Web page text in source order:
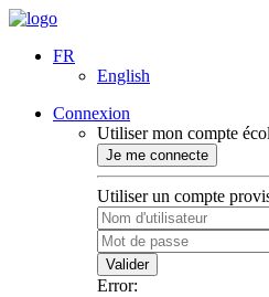
FR
English
Connexion
Utiliser mon compte
Je me connecte
Utiliser un compte
Valider
Error: